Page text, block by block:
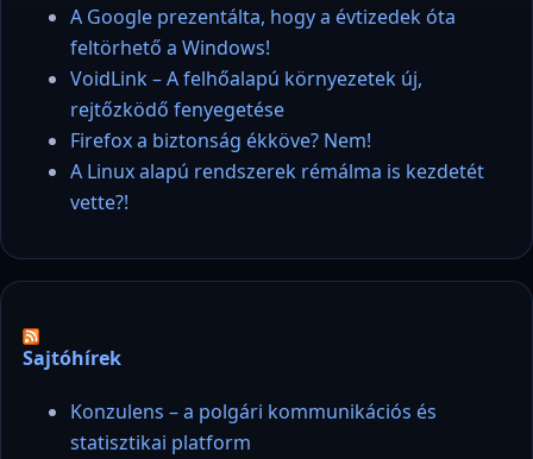
A Google prezentálta, hogy a évtizedek óta
feltörhető a Windows!
VoidLink – A felhőalapú környezetek új,
rejtőzködő fenyegetése
Firefox a biztonság ékköve? Nem!
A Linux alapú rendszerek rémálma is kezdetét
vette?!
Sajtóhírek
Konzulens – a polgári kommunikációs és
statisztikai platform